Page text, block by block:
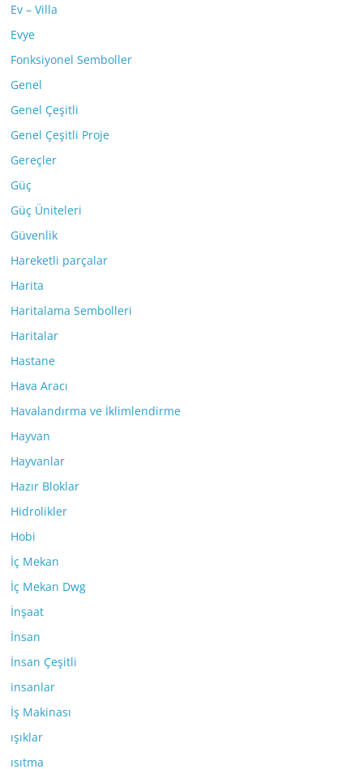
Ev – Villa
Evye
Fonksiyonel Semboller
Genel
Genel Çeşitli
Genel Çeşitli Proje
Gereçler
Güç
Güç Üniteleri
Güvenlik
Hareketli parçalar
Harita
Haritalama Sembolleri
Haritalar
Hastane
Hava Aracı
Havalandırma ve İklimlendirme
Hayvan
Hayvanlar
Hazır Bloklar
Hidrolikler
Hobi
İç Mekan
İç Mekan Dwg
İnşaat
İnsan
İnsan Çeşitli
insanlar
İş Makinası
ışıklar
ısıtma